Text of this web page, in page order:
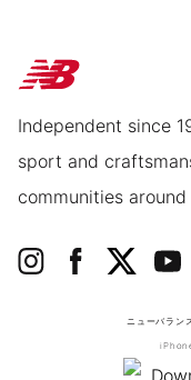
Independent since
sport and
communities
ニューバラン